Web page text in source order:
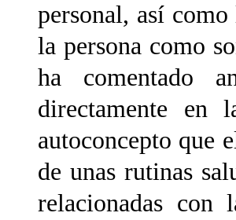
personal, así
la persona como
ha comentado
directamente en
autoconcepto que
de unas rutinas
relacionadas con